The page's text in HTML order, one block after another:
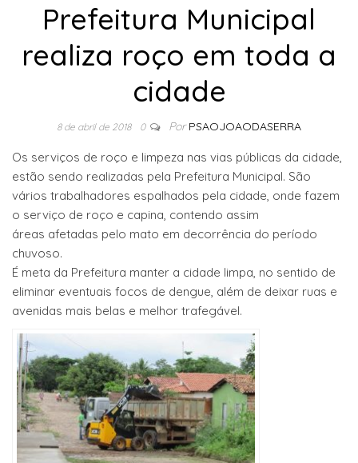
Prefeitura Municipal
realiza roço em toda a
cidade
8 de abril de 2018 0 Por PSAOJOAODASERRA
Os serviços de roço e limpeza nas vias públicas da cidade,
estão sendo realizadas pela Prefeitura Municipal. São
vários trabalhadores espalhados pela cidade, onde fazem
o serviço de roço e capina, contendo assim
áreas afetadas pelo mato em decorrência do período
chuvoso.
É meta da Prefeitura manter a cidade limpa, no sentido de
eliminar eventuais focos de dengue, além de deixar ruas e
avenidas mais belas e melhor trafegável.